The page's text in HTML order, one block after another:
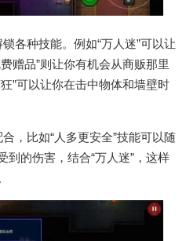
各种技能。例如“万人迷”可以让
赠品”则让你有机会从商贩那里
”可以让你在击中物体和墙壁时
，比如“人多更安全”技能可以随
到的伤害，结合“万人迷”，这样